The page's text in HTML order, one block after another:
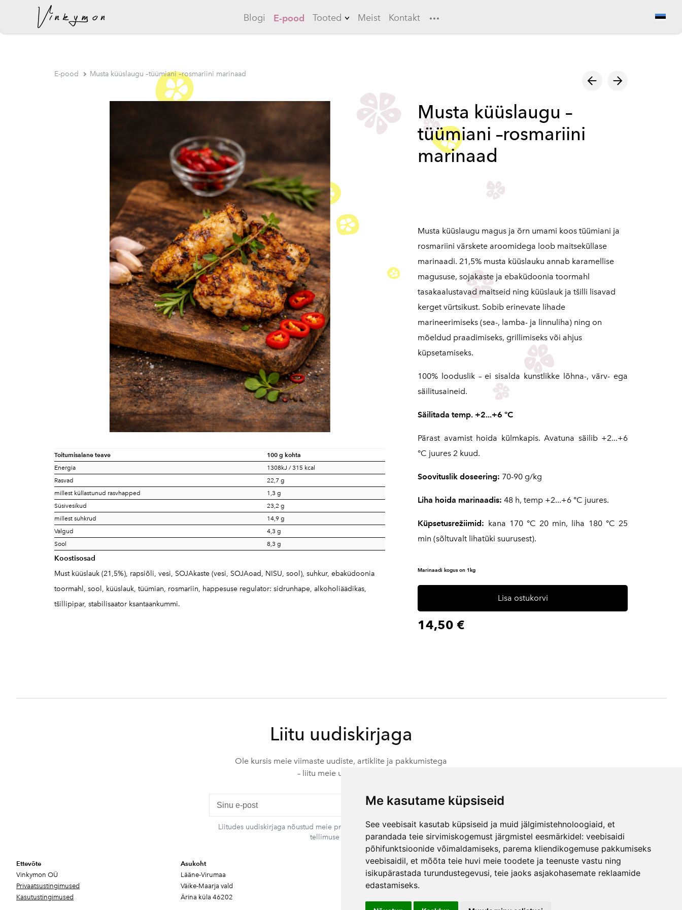
Me kasutame küpsiseid
See veebisait kasutab küpsiseid ja muid jälgimistehnoloogiaid, et
parandada teie sirvimiskogemust järgmistel eesmärkidel: veebisaidi
põhifunktsioonide võimaldamiseks, parema kliendikogemuse pakkumiseks
veebisaidil, et mõõta teie huvi meie toodete ja teenuste vastu ning
isikupärastada turundustegevusi, teie jaoks asjakohasemate reklaamide
edastamiseks.
Blogi E-pood Tooted
Longerod
Marinaadid
Meist Kontakt
lisati ostukorvi.
E-pood Musta küüslaugu –tüümiani –rosmariini marinaad
Toitumisalane teave 100 g kohta
Energia
1308kJ / 315 kcal
Rasvad
22,7 g
millest küllastunud rasvhapped
1,3 g
Süsivesikud
23,2 g
millest suhkrud
14,9 g
Valgud
4,3 g
Sool
8,3 g
Koostisosad
Must küüslauk (21,5%), rapsiõli, vesi, SOJAkaste (vesi, SOJAoad, NISU, sool), suhkur, ebaküdoonia
toormahl, sool, küüslauk, tüümian, rosmariin, happesuse regulator: sidrunhape, alkoholiäädikas,
tšillipipar, stabilisaator ksantaankummi.
Musta küüslaugu –
tüümiani –rosmariini
marinaad
Musta küüslaugu magus ja õrn umami koos tüümiani ja
rosmariini värskete aroomidega loob maitseküllase
marinaadi. 21,5% musta küüslauku annab karamellise
magususe, sojakaste ja ebaküdoonia toormahl
tasakaalustavad maitseid ning küüslauk ja tšilli lisavad
kerget vürtsikust. Sobib erinevate lihade
marineerimiseks (sea-, lamba- ja linnuliha) ning on
mõeldud praadimiseks, grillimiseks või ahjus
küpsetamiseks.
100% looduslik – ei sisalda kunstlikke lõhna-, värv- ega
säilitusaineid.
Säilitada temp. +2...+6 °C
Pärast avamist hoida külmkapis. Avatuna säilib +2...+6
°C juures 2 kuud.
Soovituslik doseering: 70-90 g/kg
Liha hoida marinaadis:48 h, temp +2...+6 °C juures.
Küpsetusrežiimid: kana 170 °C 20 min, liha 180 °C 25
min (sõltuvalt lihatüki suurusest).
Marinaadi kogus on 1kg
Lisa ostukorvi
14,50 €
Liitu uudiskirjaga
Ole kursis meie viimaste uudiste, artiklite ja pakkumistega
– liitu meie uudiskirjaga.
Liitu
Liitudes uudiskirjaga nõustud meie privaatsustingimustega. Sa võid igal ajal
tellimuse tühistada.
Ettevõte
Vinkymon OÜ
Privaatsustingimused
Kasutustingimused
Asukoht
Lääne-Virumaa
Väike-Maarja vald
Ärina küla 46202
Kontakt
Rando Vink
Tegevjuht
Email: info@ebakudoonia.ee